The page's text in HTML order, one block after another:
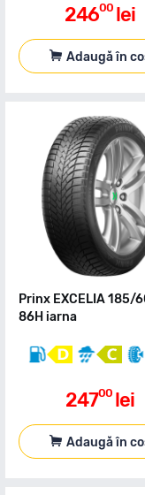
24600 lei
Adaugă în
Prinx EXCELIA 185/
86H iarna
24700 lei
Adaugă în